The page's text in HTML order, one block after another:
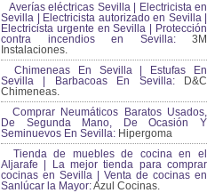
Averías eléctricas Sevilla | Electricista en
Sevilla | Electricista autorizado en Sevilla |
Electricista urgente en Sevilla | Protección
contra incendios en Sevilla:3M
Instalaciones.
Chimeneas En Sevilla | Estufas En
Sevilla | Barbacoas En Sevilla:D&C
Chimeneas.
Comprar Neumáticos Baratos Usados,
De Segunda Mano, De Ocasión Y
Seminuevos En Sevilla: Hipergoma
Tienda de muebles de cocina en el
Aljarafe | La mejor tienda para comprar
cocinas en Sevilla | Venta de cocinas en
Sanlúcar la Mayor:Azul Cocinas.